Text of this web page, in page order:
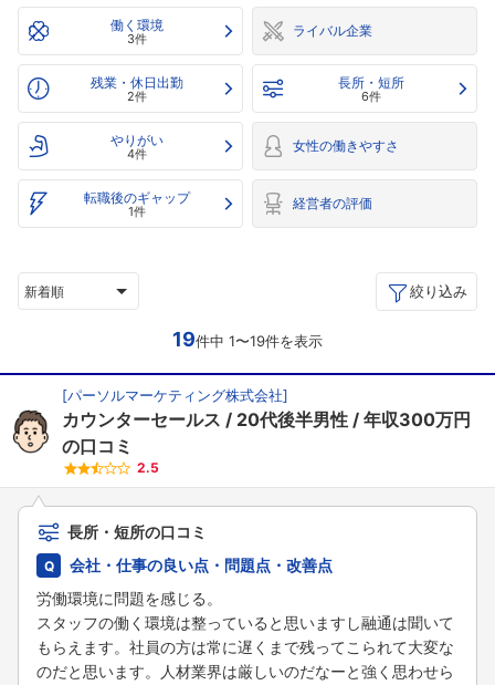
働く環境
3件 ライバル企業
残業・休日出勤
2件
長所・短所
6件
やりがい
4件 女性の働きやすさ
転職後のギャップ
1件 経営者の評価
新着順 絞り込み
19件中 1〜19件を表示
[パーソルマーケティング株式会社]
カウンターセールス 20代後半男性
年収300万円
の口コミ
2.5
長所・短所の口コミ
会社・仕事の良い点・問題点・改善点
労働環境に問題を感じる。
スタッフの働く環境は整っていると思いますし融通は聞いて
もらえます。社員の方は常に遅くまで残ってこられて大変な
のだと思います。人材業界は厳しいのだなーと強く思わせら